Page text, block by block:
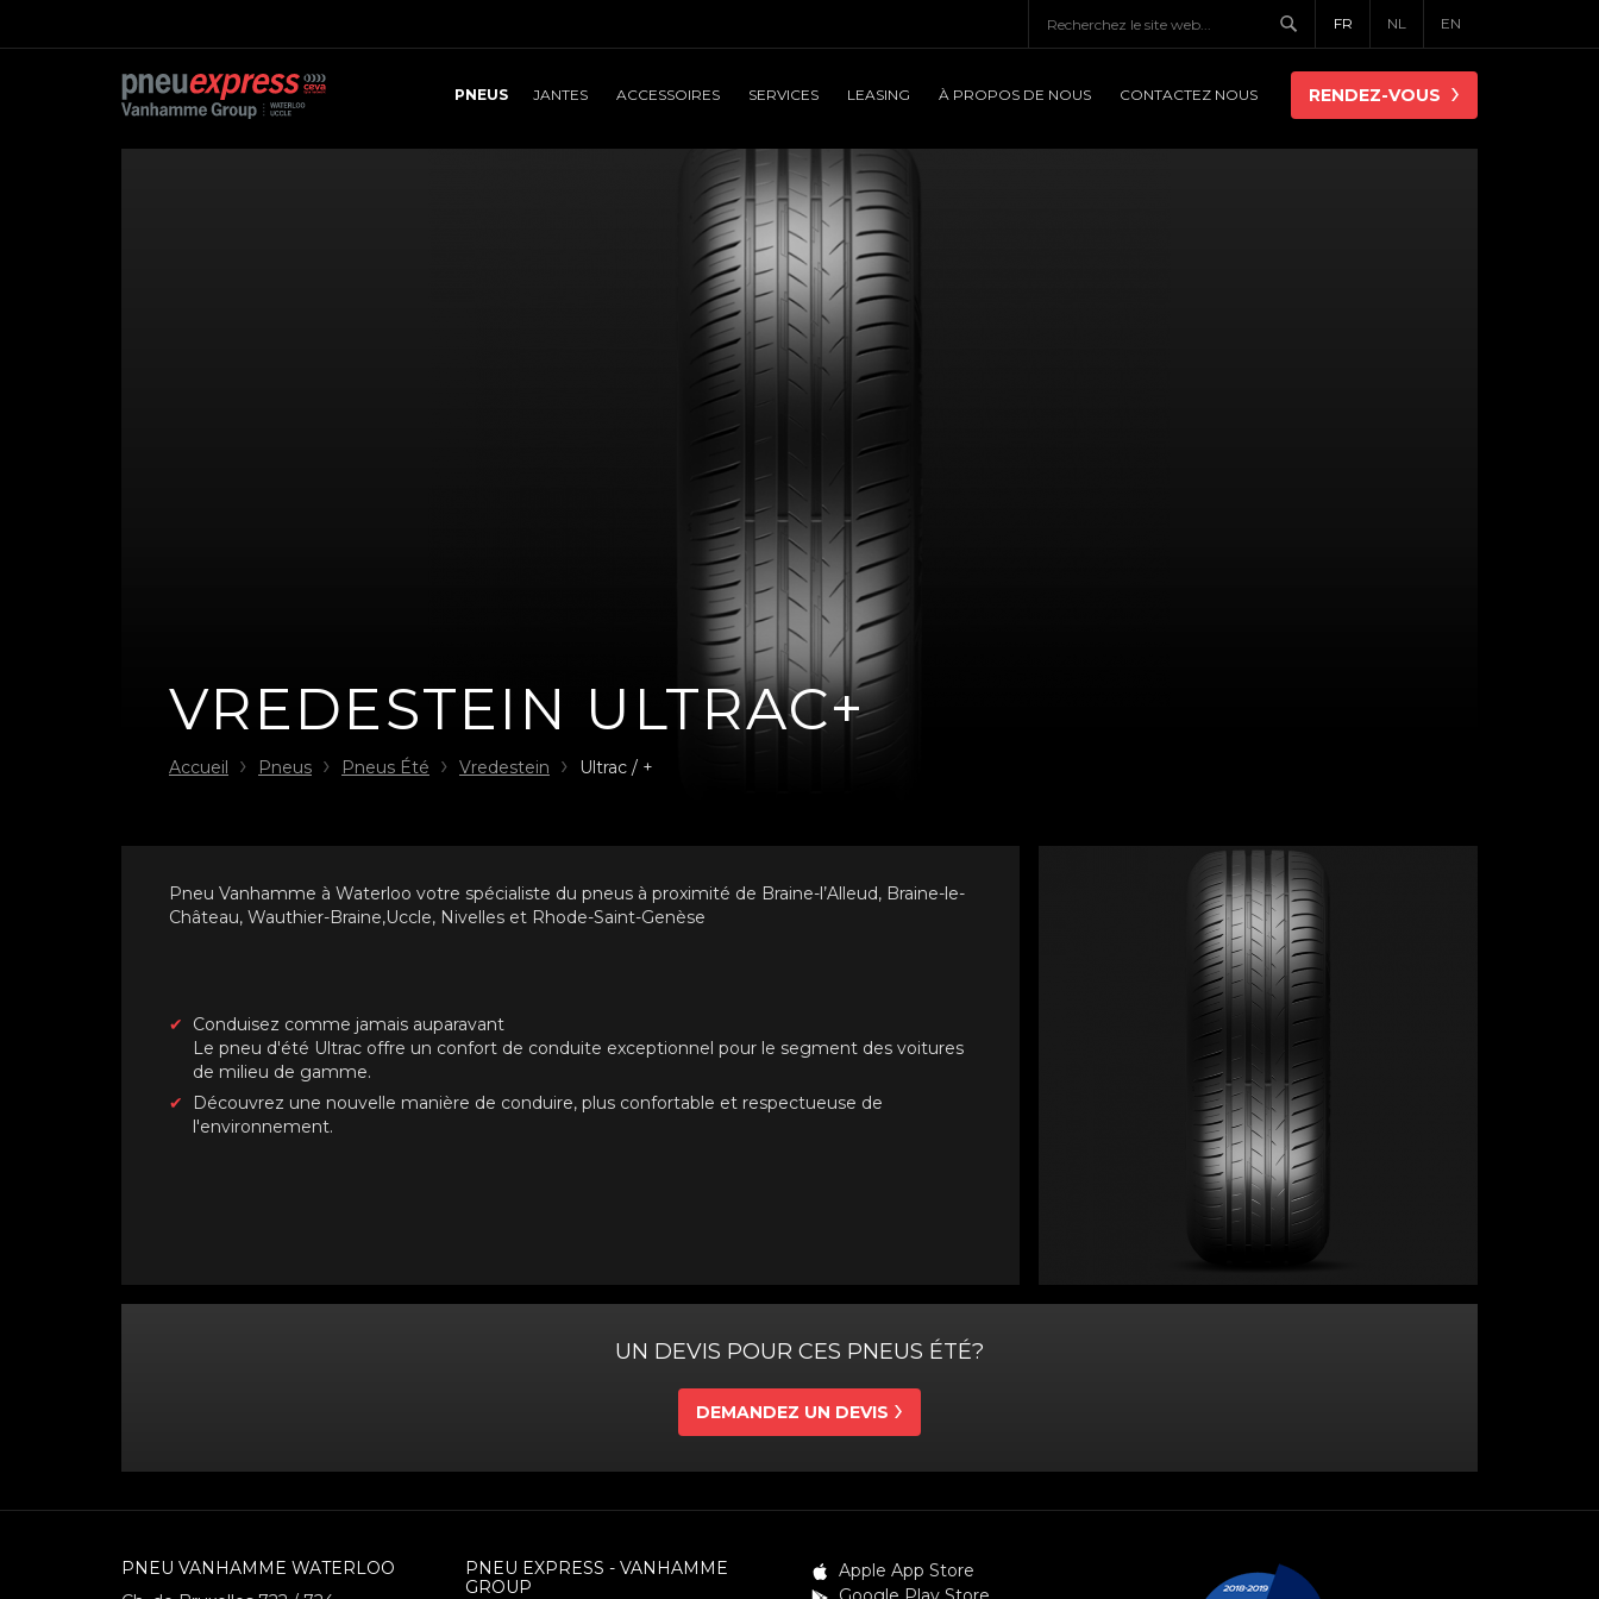
FR NL EN
JANTES
ACCESSOIRES SERVICES LEASING À PROPOS DE NOUS CONTACTEZ NOUS RENDEZ-VOUS
VREDESTEIN ULTRAC+
Accueil Pneus Pneus Été Vredestein Ultrac / +
Pneu Vanhamme à Waterloo votre spécialiste du pneus à proximité de Braine-l’Alleud, Braine-le-
Château, Wauthier-Braine,Uccle, Nivelles et Rhode-Saint-Genèse
Conduisez comme jamais auparavant
Le pneu d'été Ultrac offre un confort de conduite exceptionnel pour le segment des voitures
de milieu de gamme.
Découvrez une nouvelle manière de conduire, plus confortable et respectueuse de
l'environnement.
UN DEVIS POUR CES PNEUS ÉTÉ?
DEMANDEZ UN DEVIS
PNEU VANHAMME WATERLOO
PNEU EXPRESS - VANHAMME
GROUP
Apple App Store